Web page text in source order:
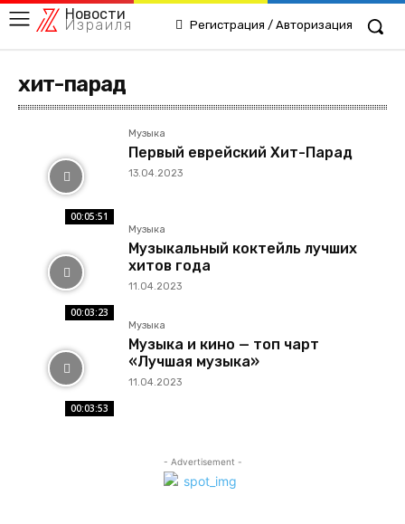
Новости
Израиля Регистрация / Авторизация
хит-парад
00:05:51
Музыка
Первый еврейский Хит-Парад
13.04.2023
00:03:23
Музыка
Музыкальный коктейль лучших
хитов года
11.04.2023
00:03:53
Музыка
Музыка и кино — топ чарт
«Лучшая музыка»
11.04.2023
- Advertisement -